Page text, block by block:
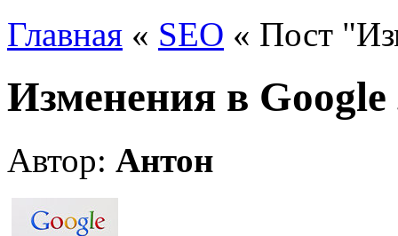
Главная « SEO « Пост
Изменения в Google
Автор: Антон